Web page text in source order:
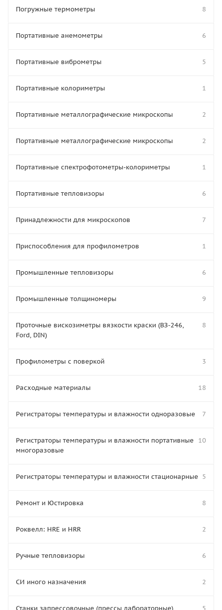
Погружные термометры 8
Портативные анемометры 6
Портативные виброметры 5
Портативные колориметры 1
Портативные металлографические микроскопы 2
Портативные металлографические микроскопы 2
Портативные спектрофотометры-колориметры 1
Портативные тепловизоры 6
Принадлежности для микроскопов 7
Приспособления для профилометров 1
Промышленные тепловизоры 6
Промышленные толщиномеры 9
Проточные вискозиметры вязкости краски (ВЗ-246,
Ford, DIN)
8
Профилометры с поверкой 3
Расходные материалы 18
Регистраторы температуры и влажности одноразовые 7
Регистраторы температуры и влажности портативные
многоразовые
10
Регистраторы температуры и влажности стационарные 5
Ремонт и Юстировка 8
Роквелл: HRE и HRR 2
Ручные тепловизоры 6
СИ иного назначения 2
Станки запрессовочные (прессы лабораторные) 5